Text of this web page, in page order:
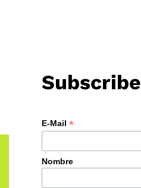
Subscribe
E-Mail *
Nombre